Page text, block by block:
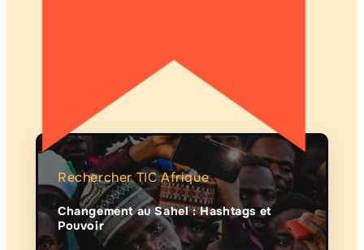
Rechercher TIC Afrique
Changement au Sahel : Hashtags et
Pouvoir